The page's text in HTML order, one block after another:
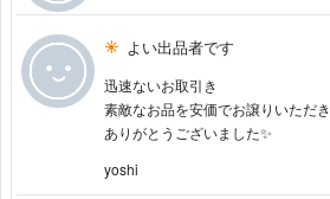
よい出品者です
迅速ないお取引き
素敵なお品を安価でお譲りいただき
ありがとうございました✨
yoshi